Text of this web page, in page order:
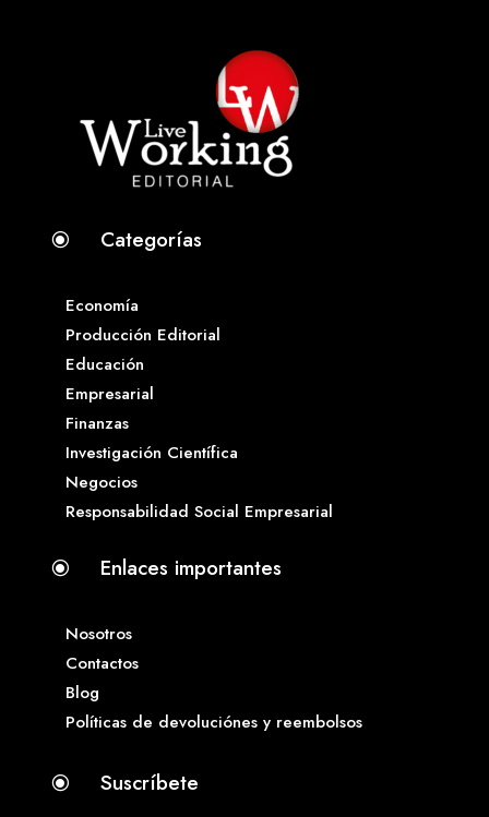
\ Categorías
Economía
Producción Editorial
Educación
Empresarial
Finanzas
Investigación Científica
Negocios
Responsabilidad Social Empresarial
\ Enlaces importantes
Nosotros
Contactos
Blog
Políticas de devoluciónes y reembolsos
\ Suscríbete